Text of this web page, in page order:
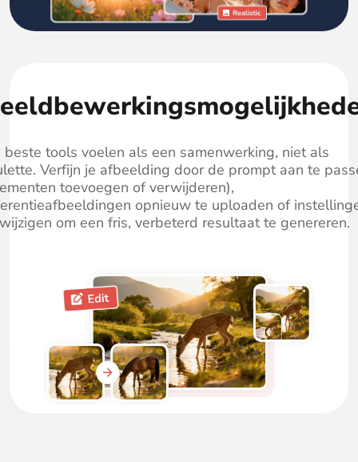
beste tools voelen als een samenwerking, niet als
Verfijn je afbeelding door de prompt aan te
toevoegen of verwijderen),
opnieuw te uploaden of
om een fris, verbeterd resultaat te genereren.